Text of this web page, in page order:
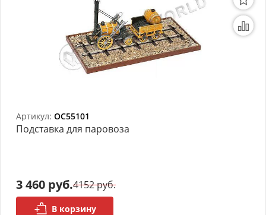
Артикул: OC55101
Подставка для паровоза
3 460 руб.4152 руб.
В корзину